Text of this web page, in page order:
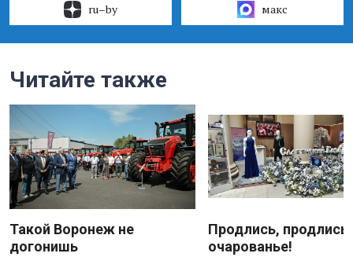
ru–by макс
Читайте также
Такой Воронеж не
догонишь
Продлись, продлись
очарованье!